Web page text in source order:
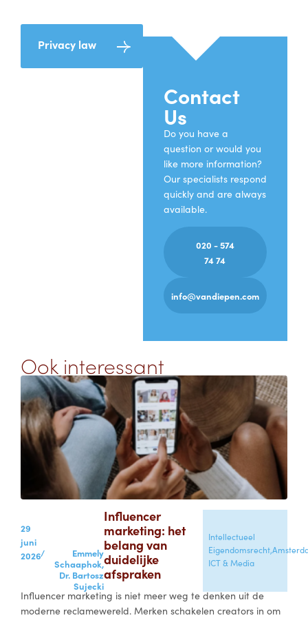
Privacy law
Contact
Us
Do you have a
question or would you
like more information?
Our specialists respond
quickly and are always
available.
020 - 574
74 74
info@vandiepen.com
Ook interessant
29
juni
2026/
Emmely
Schaaphok,
Dr. Bartosz
Sujecki
Influencer
marketing: het
belang van
duidelijke
afspraken
Intellectueel
Eigendomsrecht,
ICT & Media
Influencer marketing is niet meer weg te denken uit de
moderne reclamewereld. Merken schakelen creators in om